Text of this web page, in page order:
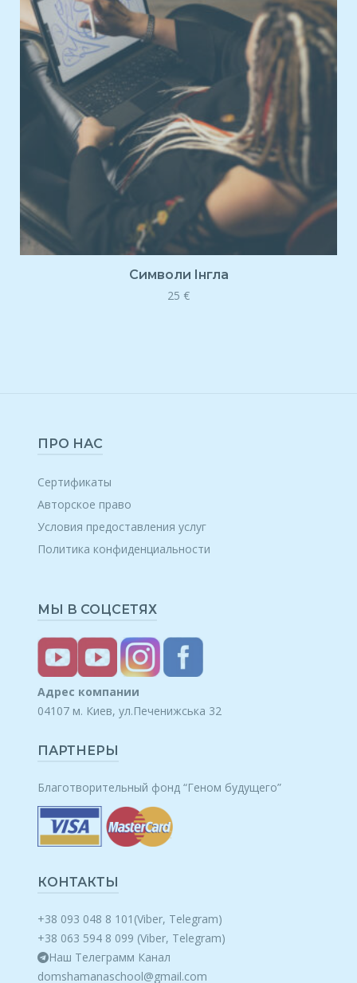
Символи Iнгла
25 €
ПРО НАС
Сертификаты
Авторское право
Условия предоставления услуг
Политика конфиденциальности
МЫ В СОЦСЕТЯХ
Адрес компании
04107 м. Киев, ул.Печенижська 32
ПАРТНЕРЫ
Благотворительный фонд “Геном будущего”
КОНТАКТЫ
+38 093 048 8 101(Viber, Telegram)
+38 063 594 8 099 (Viber, Telegram)
Наш Телеграмм Канал
domshamanaschool@gmail.com